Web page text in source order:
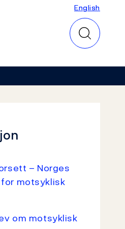
English
English
– Norges
motsyklisk
om motsyklisk